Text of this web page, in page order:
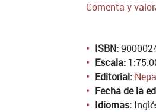
Comenta y
ISBN:
Escala:
Editorial:
Fecha de la
Idiomas: